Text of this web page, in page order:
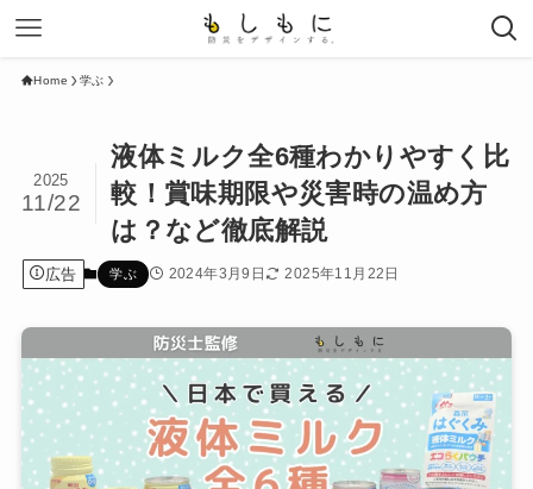
Home 学ぶ
液体ミルク全6種わかりやすく比
較！賞味期限や災害時の温め方
は？など徹底解説
2025
11/22
広告 学ぶ 2024年3月9日 2025年11月22日